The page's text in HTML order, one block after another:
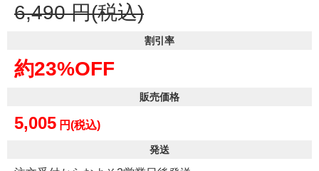
6,490 円(税込)
割引率
約23%OFF
販売価格
5,005 円(税込)
発送